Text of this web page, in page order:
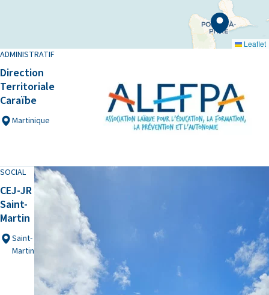
Leaflet
ADMINISTRATIF
Direction
Territoriale
Caraïbe
Martinique
SOCIAL
CEJ-JR
Saint-
Martin
Saint-
Martin